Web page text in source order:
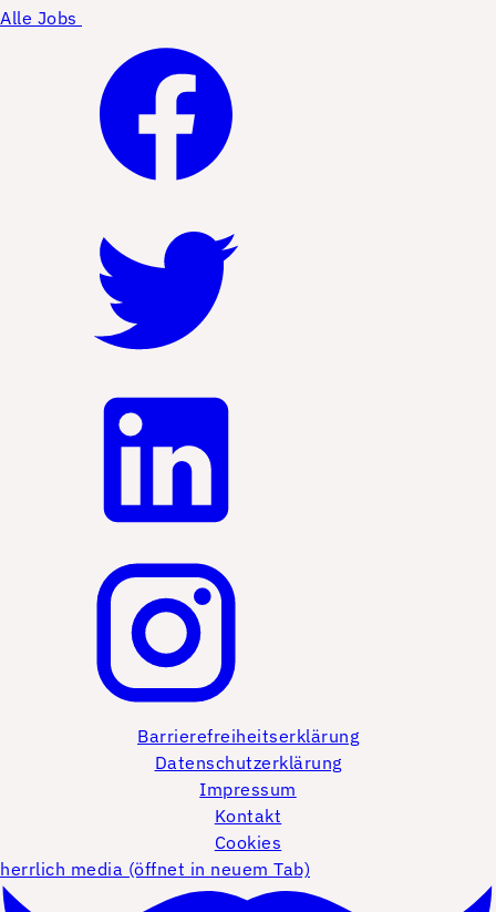
Alle Jobs
Barrierefreiheitserklärung
Datenschutzerklärung
Impressum
Kontakt
Cookies
herrlich media (öffnet in neuem Tab)